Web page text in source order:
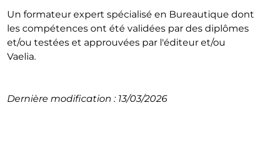
Un formateur expert spécialisé en Bureautique dont
les compétences ont été validées par des diplômes
et/ou testées et approuvées par l'éditeur et/ou
Vaelia.
Dernière modification : 13/03/2026